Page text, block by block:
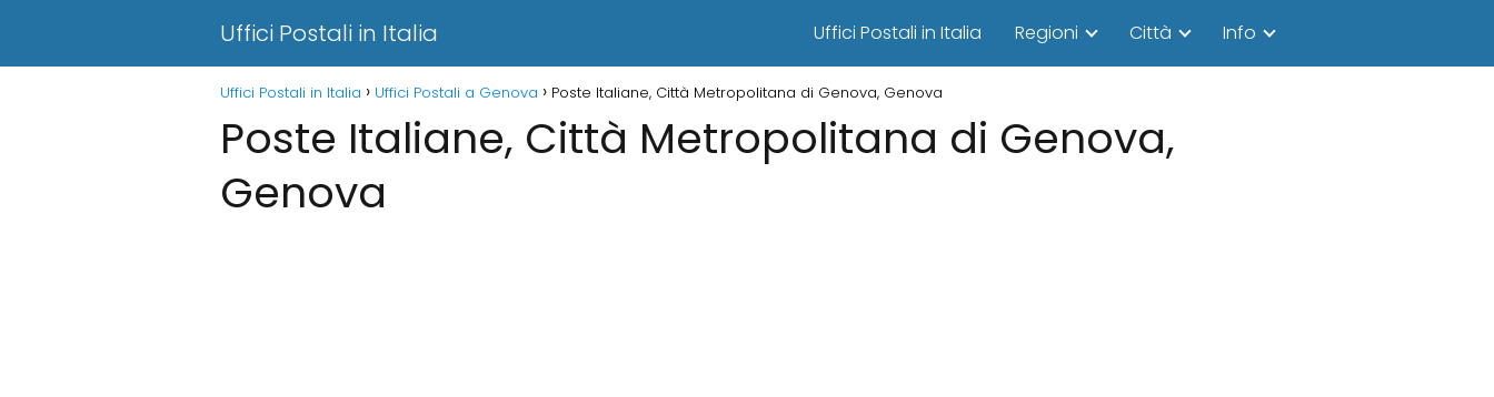
Uffici Postali in Italia Uffici Postali in Italia Regioni Città Info
Uffici Postali in Italia Uffici Postali a Genova Poste Italiane, Città Metropolitana di Genova, Genova
Poste Italiane, Città Metropolitana di Genova,
Genova